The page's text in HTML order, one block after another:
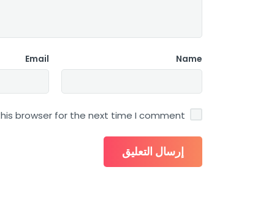
Name
Email
browser for the next time I comment.